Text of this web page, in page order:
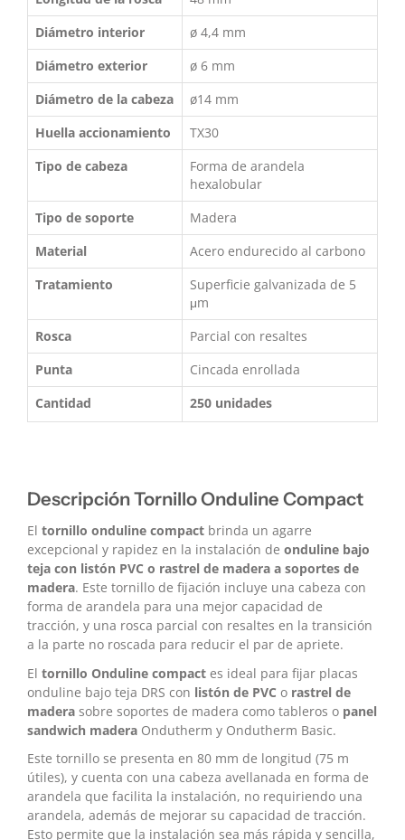
Diámetro interior
ø 4,4 mm
Diámetro exterior
ø 6 mm
Diámetro de la cabeza
ø14 mm
Huella accionamiento
TX30
Tipo de cabeza
Forma de arandela
hexalobular
Tipo de soporte
Madera
Material
Acero endurecido al carbono
Tratamiento
Superficie galvanizada de 5
μm
Rosca
Parcial con resaltes
Punta
Cincada enrollada
Cantidad
250 unidades
Descripción Tornillo Onduline Compact
El tornillo onduline compact brinda un agarre
excepcional y rapidez en la instalación de onduline bajo
teja con listón PVC o rastrel de madera a soportes de
madera. Este tornillo de fijación incluye una cabeza con
forma de arandela para una mejor capacidad de
tracción, y una rosca parcial con resaltes en la transición
a la parte no roscada para reducir el par de apriete.
El tornillo Onduline compact es ideal para fijar placas
onduline bajo teja DRS con listón de PVC o rastrel de
madera sobre soportes de madera como tableros o panel
sandwich madera Ondutherm y Ondutherm Basic.
Este tornillo se presenta en 80 mm de longitud (75 m
útiles), y cuenta con una cabeza avellanada en forma de
arandela que facilita la instalación, no requiriendo una
arandela, además de mejorar su capacidad de tracción.
Esto permite que la instalación sea más rápida y sencilla,